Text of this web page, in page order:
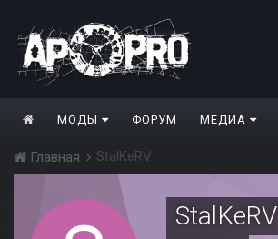
МОДЫ ФОРУМ МЕДИА
Главная StalKeRV
StalKeRV